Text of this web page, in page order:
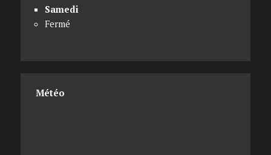
Samedi
Fermé
Météo